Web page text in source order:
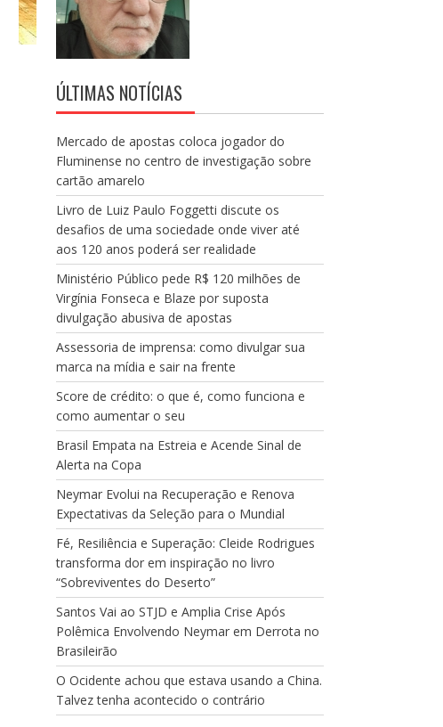
ÚLTIMAS NOTÍCIAS
Mercado de apostas coloca jogador do
Fluminense no centro de investigação sobre
cartão amarelo
Livro de Luiz Paulo Foggetti discute os
desafios de uma sociedade onde viver até
aos 120 anos poderá ser realidade
Ministério Público pede R$ 120 milhões de
Virgínia Fonseca e Blaze por suposta
divulgação abusiva de apostas
Assessoria de imprensa: como divulgar sua
marca na mídia e sair na frente
Score de crédito: o que é, como funciona e
como aumentar o seu
Brasil Empata na Estreia e Acende Sinal de
Alerta na Copa
Neymar Evolui na Recuperação e Renova
Expectativas da Seleção para o Mundial
Fé, Resiliência e Superação: Cleide Rodrigues
transforma dor em inspiração no livro
“Sobreviventes do Deserto”
Santos Vai ao STJD e Amplia Crise Após
Polêmica Envolvendo Neymar em Derrota no
Brasileirão
O Ocidente achou que estava usando a China.
Talvez tenha acontecido o contrário